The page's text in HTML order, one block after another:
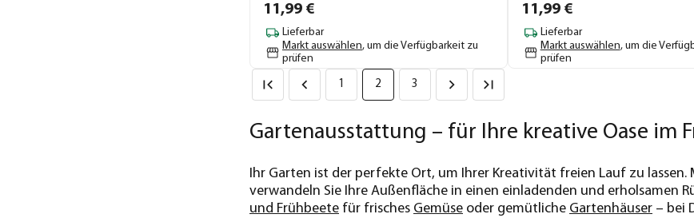
11,99 €
Lieferbar
Markt auswählen, um die Verfügbarkeit zu
prüfen
11,99€
Lieferbar
Markt auswählen, um die
prüfen
1 2 3
Gartenausstattung – für Ihre kreative Oase im
Ihr Garten ist der perfekte Ort, um Ihrer Kreativität freien Lauf zu
verwandeln Sie Ihre Außenfläche in einen einladenden und erholsamen
und Frühbeete für frisches Gemüse oder gemütliche Gartenhäuser – bei